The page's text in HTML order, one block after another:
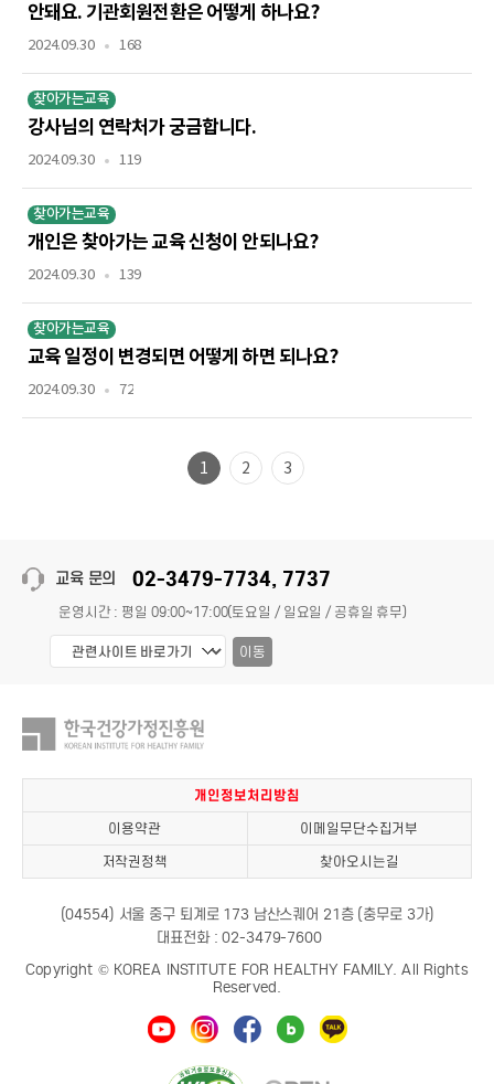
안돼요. 기관회원전환은 어떻게 하나요?
2024.09.30 168
찾아가는교육
강사님의 연락처가 궁금합니다.
2024.09.30 119
찾아가는교육
개인은 찾아가는 교육 신청이 안되나요?
2024.09.30 139
찾아가는교육
교육 일정이 변경되면 어떻게 하면 되나요?
2024.09.30 72
1 2 3
교육 문의 02-3479-7734, 7737
운영시간 : 평일 09:00~17:00(토요일 / 일요일 / 공휴일 휴무)
이동
개인정보처리방침
이용약관
이메일무단수집거부
저작권정책
찾아오시는길
(04554) 서울 중구 퇴계로 173 남산스퀘어 21층 (충무로 3가)
대표전화 : 02-3479-7600
Copyright © KOREA INSTITUTE FOR HEALTHY FAMILY. All Rights
Reserved.